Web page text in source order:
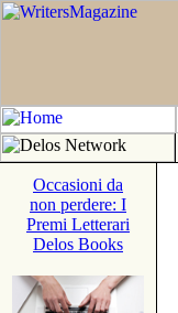
Occasioni da
non perdere: I
Premi Letterari
Delos Books